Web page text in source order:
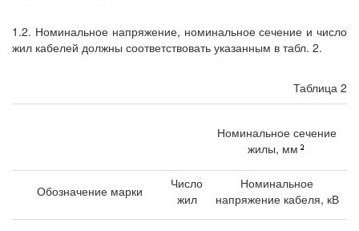
1.2. Номинальное напряжение, номинальное сечение и число
жил кабелей должны соответствовать указанным в табл. 2.
Таблица 2
Номинальное сечение
жилы, мм
Обозначение марки
Число
жил
Номинальное
напряжение кабеля, кВ